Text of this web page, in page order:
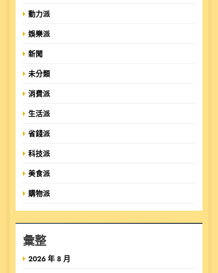
動力派
娛樂派
新聞
未分類
消費派
生活派
省錢派
科技派
美食派
購物派
彙整
2026 年 8 月